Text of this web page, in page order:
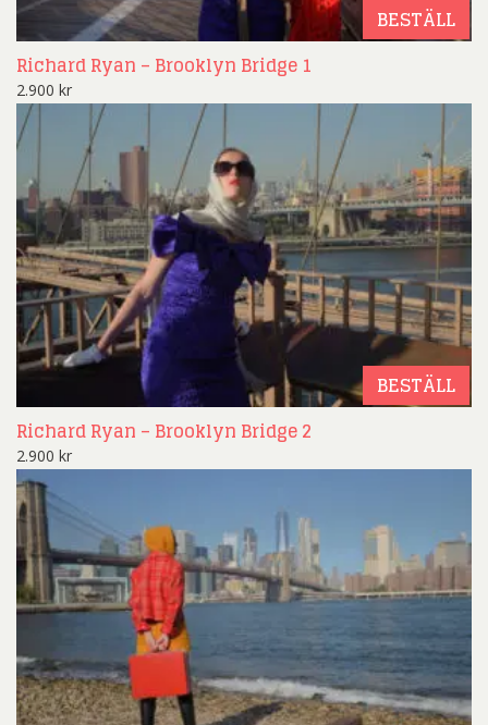
BESTÄLL
Richard Ryan – Brooklyn Bridge 1
2.900 kr
BESTÄLL
Richard Ryan – Brooklyn Bridge 2
2.900 kr